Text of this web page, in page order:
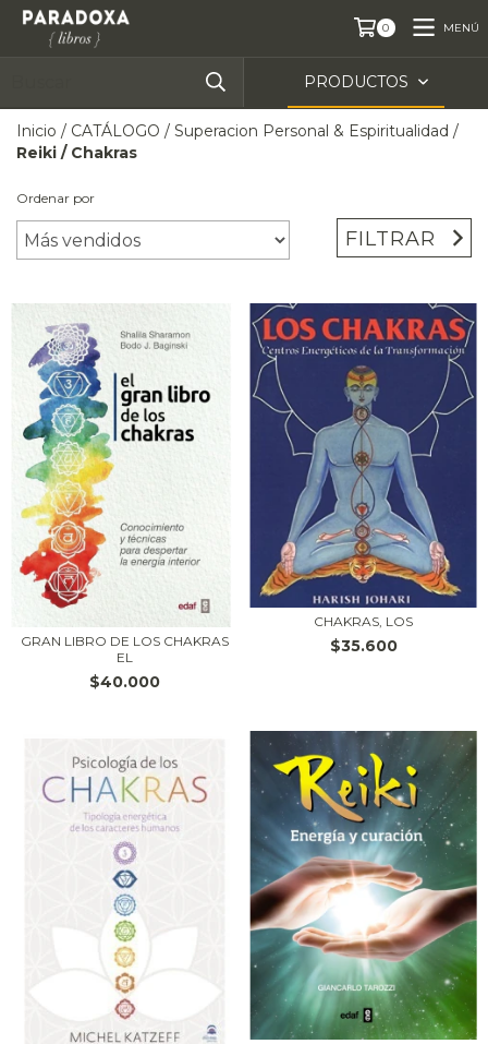
0 MENÚ
PRODUCTOS
Inicio / CATÁLOGO / Superacion Personal & Espiritualidad /
Reiki / Chakras
Ordenar por
FILTRAR
GRAN LIBRO DE LOS CHAKRAS
EL
$40.000
CHAKRAS, LOS
$35.600